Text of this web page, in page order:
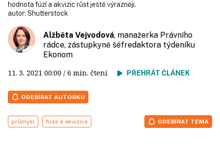
hodnota fúzí a akvizic růst ještě výrazněji.
autor: Shutterstock
Alžběta Vejvodová, manažerka Právního
rádce, zástupkyně šéfredaktora týdeníku
Ekonom
11. 3. 2021 00:00 / 6 min. čtení PŘEHRÁT ČLÁNEK
ODEBÍRAT AUTORKU
průmysl fúze a akvizice ODEBÍRAT TÉMA